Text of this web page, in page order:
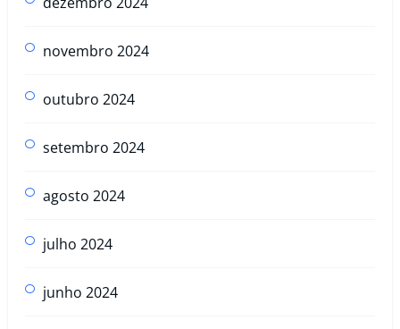
novembro 2024
outubro 2024
setembro 2024
agosto 2024
julho 2024
junho 2024